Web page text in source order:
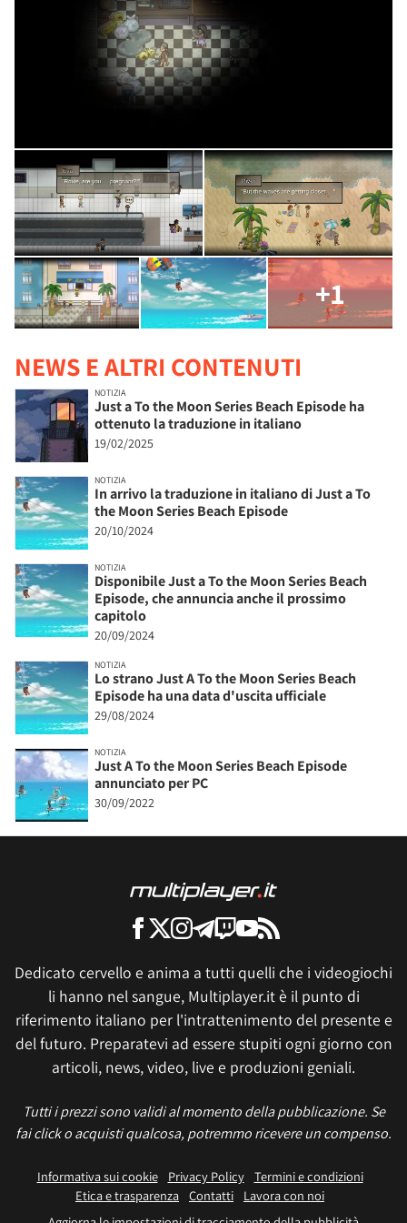
+1
NEWS E ALTRI CONTENUTI
NOTIZIA
Just a To the Moon Series Beach Episode ha
ottenuto la traduzione in italiano
19/02/2025
NOTIZIA
In arrivo la traduzione in italiano di Just a To
the Moon Series Beach Episode
20/10/2024
NOTIZIA
Disponibile Just a To the Moon Series Beach
Episode, che annuncia anche il prossimo
capitolo
20/09/2024
NOTIZIA
Lo strano Just A To the Moon Series Beach
Episode ha una data d'uscita ufficiale
29/08/2024
NOTIZIA
Just A To the Moon Series Beach Episode
annunciato per PC
30/09/2022
Dedicato cervello e anima a tutti quelli che i videogiochi
li hanno nel sangue, Multiplayer.it è il punto di
riferimento italiano per l'intrattenimento del presente e
del futuro. Preparatevi ad essere stupiti ogni giorno con
articoli, news, video, live e produzioni geniali.
Tutti i prezzi sono validi al momento della pubblicazione. Se
fai click o acquisti qualcosa, potremmo ricevere un compenso.
Informativa sui cookie Privacy Policy
Termini e condizioni
Etica e trasparenza Contatti
Lavora con noi